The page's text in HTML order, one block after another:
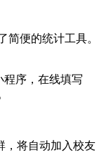
便的统计工具。
序，在线填写
将自动加入校友